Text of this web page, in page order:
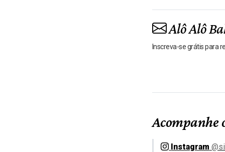
Alô Alô
Inscreva-se grátis para
Acompanhe
Instagram